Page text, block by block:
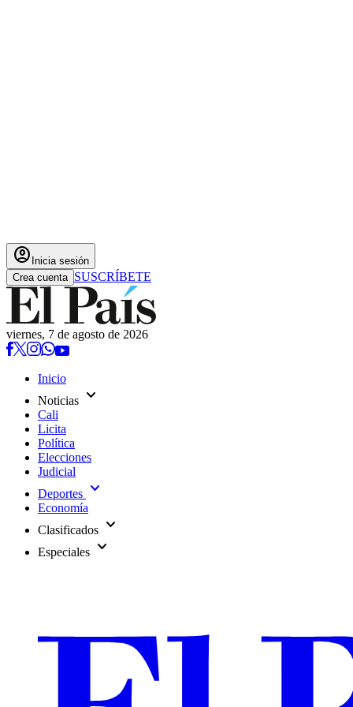
account_circle Inicia sesión
Crea cuenta SUSCRÍBETE
viernes, 7 de agosto de 2026
Inicio
Noticias expand_more
Cali
Licita
Política
Elecciones
Judicial
Deportes expand_more
Economía
Clasificados expand_more
Especiales expand_more